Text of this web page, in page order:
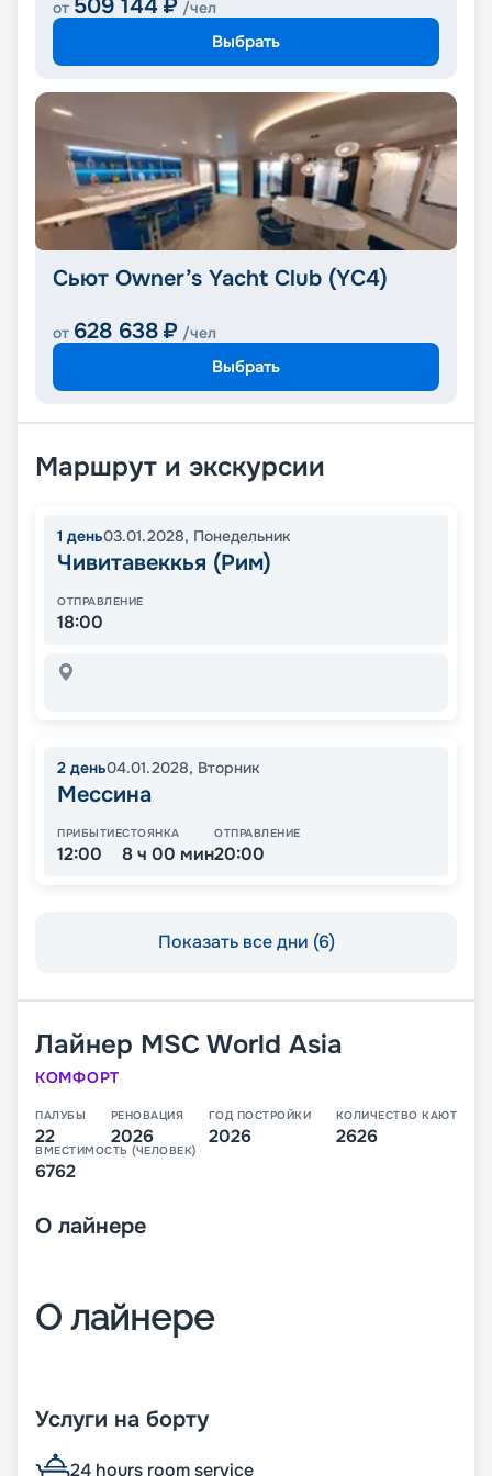
от 509 144 ₽ /чел
Выбрать
Сьют Owner’s Yacht Club (YC4)
от 628 638 ₽ /чел
Выбрать
Маршрут и экскурсии
1 день03.01.2028, Понедельник
Чивитавеккья (Рим)
ОТПРАВЛЕНИЕ
18:00
2 день04.01.2028, Вторник
Мессина
ПРИБЫТИЕ
12:00
СТОЯНКА
8 ч 00 мин
ОТПРАВЛЕНИЕ
20:00
Показать все дни (6)
Лайнер MSC World Asia
КОМФОРТ
ПАЛУБЫ
22
РЕНОВАЦИЯ
2026
ГОД ПОСТРОЙКИ
2026
КОЛИЧЕСТВО КАЮТ
2626
ВМЕСТИМОСТЬ (ЧЕЛОВЕК)
6762
О лайнере
О лайнере
который будет спущен на воду в 2026 году. В
своем первом сезоне он будет выполнять круизы
по Средиземноморью.
Услуги на борту
24 hours room service